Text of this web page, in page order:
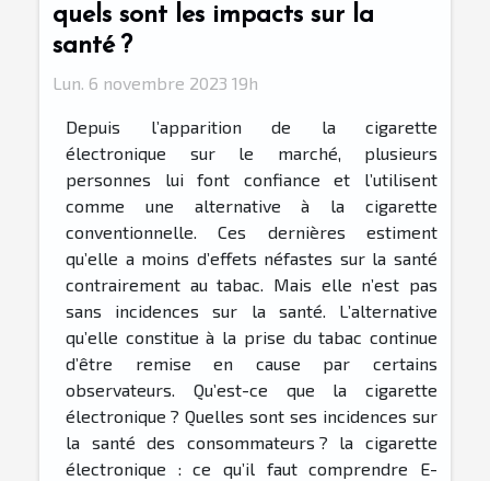
quels sont les impacts sur la
santé ?
Lun. 6 novembre 2023 19h
Depuis l’apparition de la cigarette
électronique sur le marché, plusieurs
personnes lui font confiance et l’utilisent
comme une alternative à la cigarette
conventionnelle. Ces dernières estiment
qu’elle a moins d’effets néfastes sur la santé
contrairement au tabac. Mais elle n’est pas
sans incidences sur la santé. L’alternative
qu’elle constitue à la prise du tabac continue
d’être remise en cause par certains
observateurs. Qu’est-ce que la cigarette
électronique ? Quelles sont ses incidences sur
la santé des consommateurs ? la cigarette
électronique : ce qu’il faut comprendre E-